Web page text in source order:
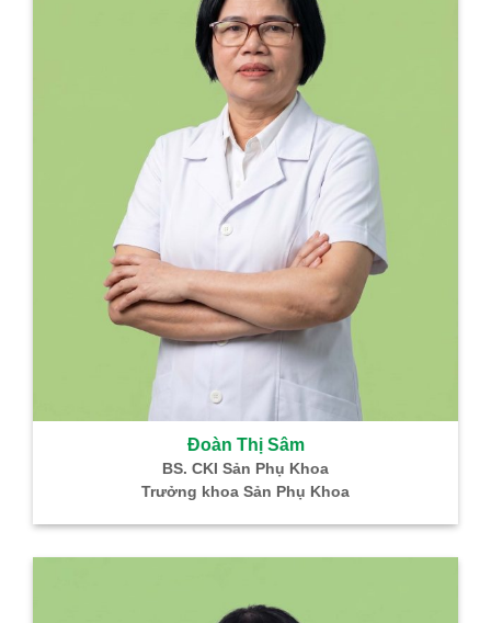
Đoàn Thị Sâm
BS. CKI Sản Phụ Khoa
Trưởng khoa Sản Phụ Khoa